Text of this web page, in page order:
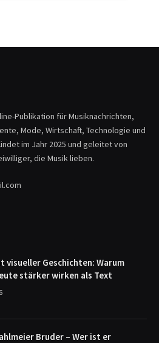
Publikation für Musiknachrichten,
Mode, Wirtschaft, Technologie und
im Jahr 2025 und geleitet von
die Musik lieben.
visueller Geschichten: Warum
stärker wirken als Text
Bruder – Wer ist er